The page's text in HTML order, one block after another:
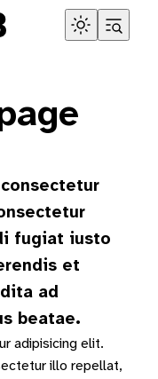
fugiat iusto
et
ad
beatae.
adipisicing elit.
illo repellat,